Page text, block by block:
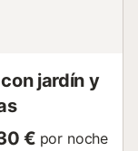
jardín y
€ por noche